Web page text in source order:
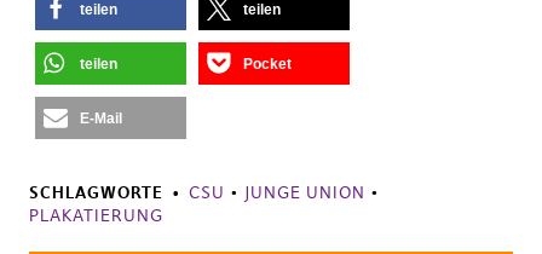
teilen teilen
teilen Pocket
E-Mail
SCHLAGWORTE CSU • JUNGE UNION •
PLAKATIERUNG